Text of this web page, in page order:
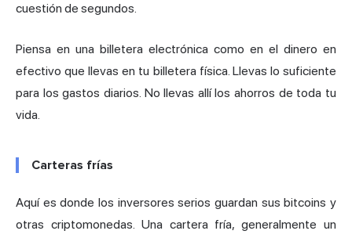
cuestión de segundos.
Piensa en una billetera electrónica como en el dinero en
efectivo que llevas en tu billetera física. Llevas lo suficiente
para los gastos diarios. No llevas allí los ahorros de toda tu
vida.
Carteras frías
Aquí es donde los inversores serios guardan sus bitcoins y
otras criptomonedas. Una cartera fría, generalmente un